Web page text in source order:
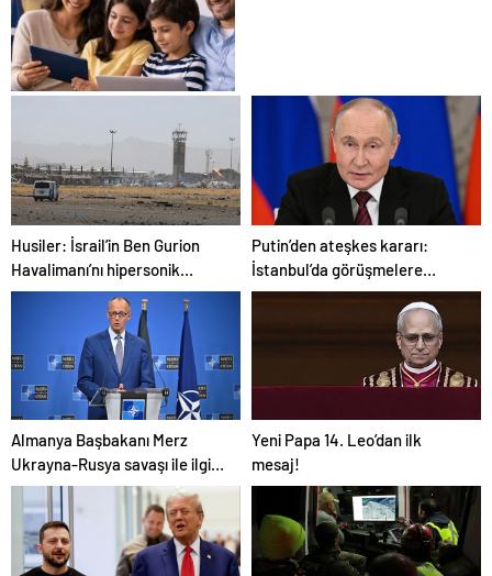
Süreçlerinizi Daha Kolay
Yönetin
Doğru Hizmet Nasıl Seçilir?
Husiler: İsrail’in Ben Gurion
Havalimanı’nı hipersonik
füzeyle hedef aldık
Putin’den ateşkes kararı:
İstanbul’da görüşmelere
başlamayı öneriyoruz
Almanya Başbakanı Merz
Ukrayna-Rusya savaşı ile ilgili
konuştu: “Top Moskova’nın
sahasında”
Yeni Papa 14. Leo’dan ilk
mesaj!